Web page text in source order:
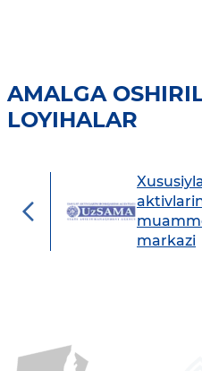
AMALGA
LOYIHALAR
markazi